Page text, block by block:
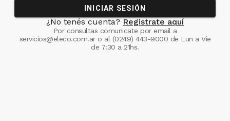
INICIAR SESIÓN
¿No tenés cuenta? Registrate aquí
Por consultas comunicate por email a
servicios@eleco.com.aro al (0249) 443-9000 de Lun a Vie
de 7:30 a 21hs.